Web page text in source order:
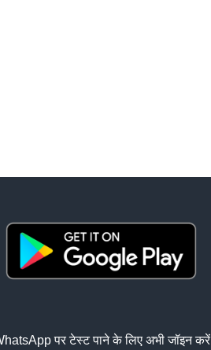
पर टेस्ट पाने के लिए अभी जॉइन करें